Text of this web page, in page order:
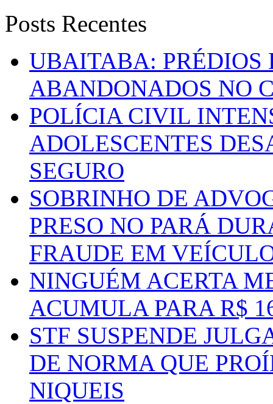
Posts Recentes
UBAITABA: PRÉDIOS
ABANDONADOS NO
POLÍCIA CIVIL
ADOLESCENTES
SEGURO
SOBRINHO DE
PRESO NO PARÁ
FRAUDE EM
NINGUÉM ACERTA
ACUMULA PARA R$
STF SUSPENDE
DE NORMA QUE
NIQUEIS